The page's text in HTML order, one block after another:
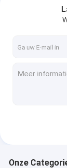
Kabels met
Optische
Onze